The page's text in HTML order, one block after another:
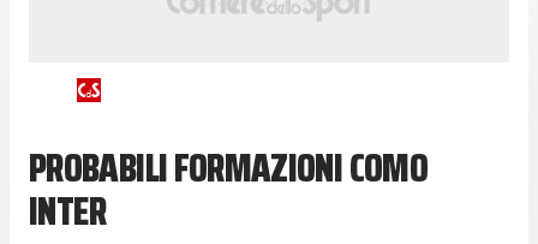
PROBABILI FORMAZIONI COMO
INTER